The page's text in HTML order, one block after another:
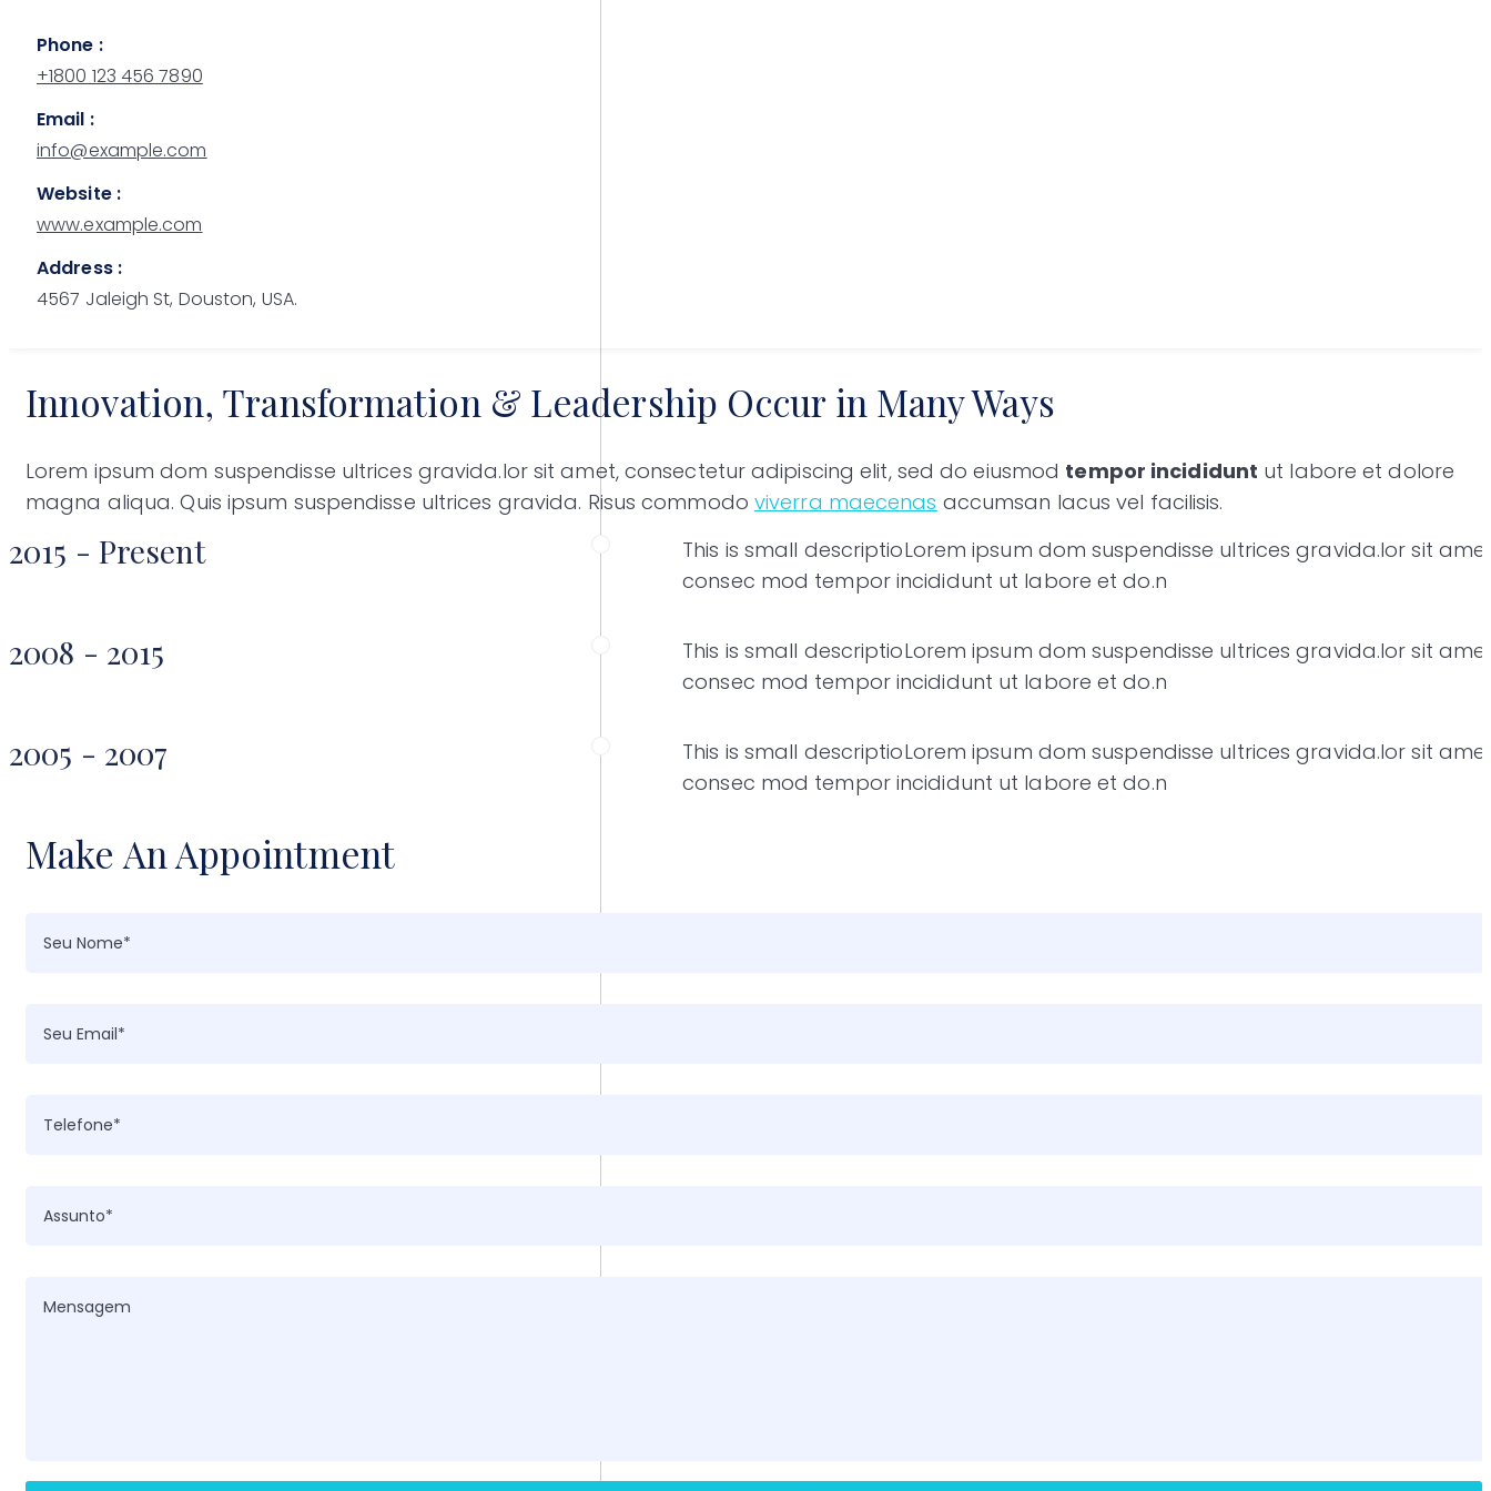
Phone :
+1800 123 456 7890
Email :
info@example.com
Website :
www.example.com
Address :
4567 Jaleigh St, Douston, USA.
Innovation, Transformation & Leadership Occur in Many Ways
Lorem ipsum dom suspendisse ultrices gravida.lor sit amet, consectetur adipiscing elit, sed do eiusmod tempor incididunt ut labore et dolore
magna aliqua. Quis ipsum suspendisse ultrices gravida. Risus commodo viverra maecenas accumsan lacus vel facilisis.
2015 - Present
This is small descriptioLorem ipsum dom suspendisse ultrices gravida.lor sit
consec mod tempor incididunt ut labore et do.n
2008 - 2015
This is small descriptioLorem ipsum dom suspendisse ultrices gravida.lor sit
consec mod tempor incididunt ut labore et do.n
2005 - 2007
This is small descriptioLorem ipsum dom suspendisse ultrices gravida.lor sit
consec mod tempor incididunt ut labore et do.n
Make An Appointment